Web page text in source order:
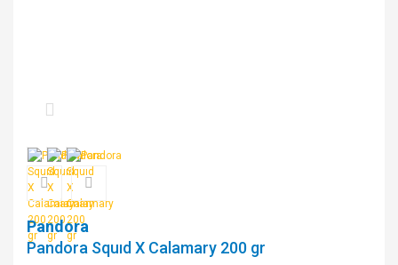
Pandora
Pandora Squıd X Calamary 200 gr